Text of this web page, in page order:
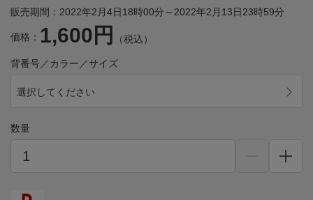
販売期間：2022年2月4日18時00分～2022年2月13日23時59分
価格： 1,600円 （税込）
背番号／カラー／サイズ
選択してください
数量